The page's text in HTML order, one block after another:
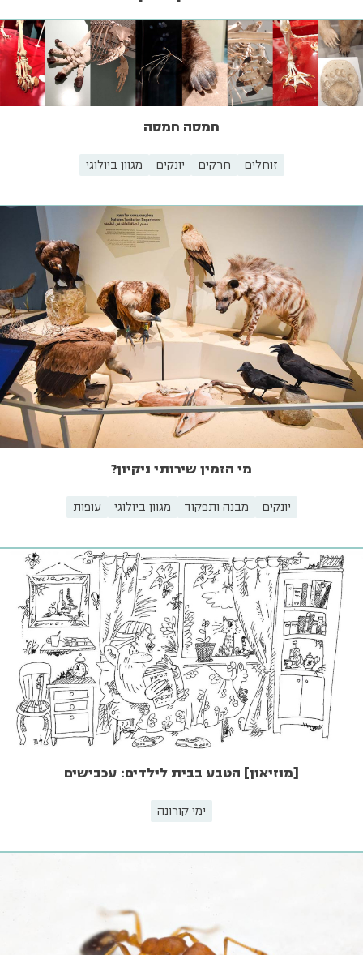
חמסה חמסה
זוחלים חרקים יונקים מגוון ביולוגי
מי הזמין שירותי ניקיון?
יונקים מבנה ותפקוד מגוון ביולוגי עופות
[מוזיאון] הטבע בבית לילדים: עכבישים
ימי קורונה